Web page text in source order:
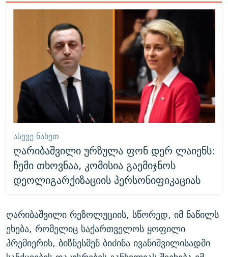
ᲐᲡᲔᲕᲔ ᲜᲐᲮᲔᲗ
ღარიბაშვილი ურზულა ფონ დერ ლაიენს:
ჩემი თხოვნაა, კომისია გაემიჯნოს
დეოლიგარქიზაციის პერსონიფიკაციას
ღარიბაშვილი რეზოლუციის, სწორედ, იმ ნაწილს
ეხება, რომელიც საქართველოს ყოფილი
პრემიერის, ბიზნესმენ ბიძინა ივანიშვილისადმი